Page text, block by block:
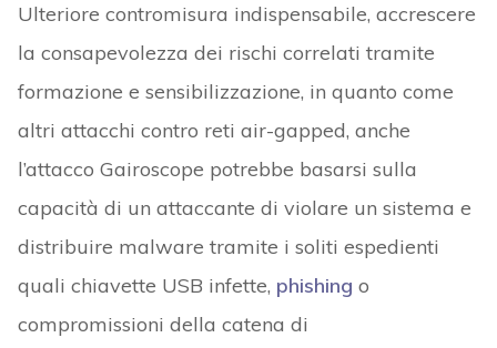
Ulteriore contromisura indispensabile, accrescere
la consapevolezza dei rischi correlati tramite
formazione e sensibilizzazione, in quanto come
altri attacchi contro reti air-gapped, anche
l’attacco Gairoscope potrebbe basarsi sulla
capacità di un attaccante di violare un sistema e
distribuire malware tramite i soliti espedienti
quali chiavette USB infette, phishing o
compromissioni della catena di